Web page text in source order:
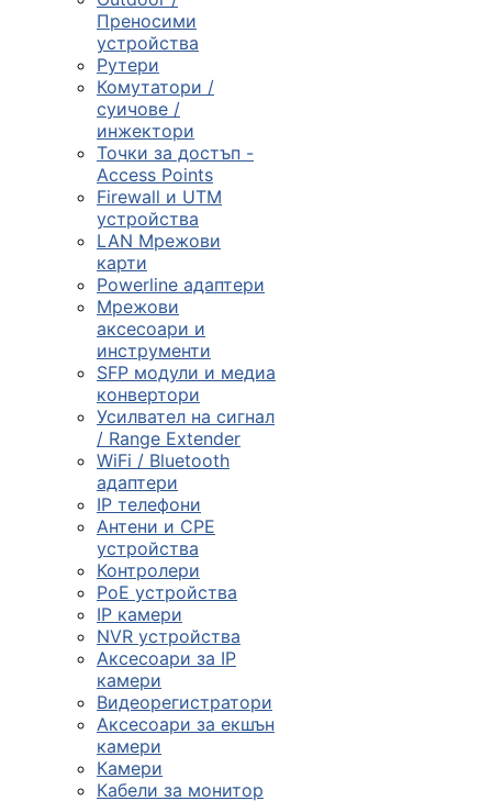
Преносими
устройства
Рутери
Комутатори /
суичове /
инжектори
Точки за достъп -
Access Points
Firewall и UTM
устройства
LAN Мрежови
карти
Powerline адаптери
Мрежови
аксесоари и
инструменти
SFP модули и медиа
конвертори
Усилвател на сигнал
/ Range Extender
WiFi / Bluetooth
адаптери
IP телефони
Антени и CPE
устройства
Контролери
PoE устройства
IP камери
NVR устройства
Аксесоари за IP
камери
Видеорегистратори
Аксесоари за екшън
камери
Камери
Кабели за монитор